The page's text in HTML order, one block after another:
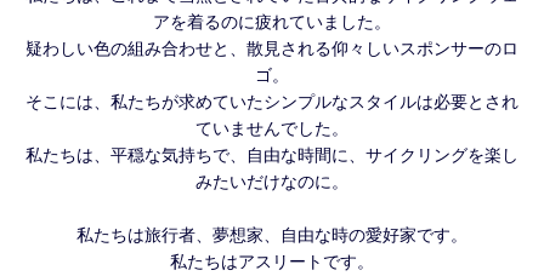
アを着るのに疲れていました。
疑わしい色の組み合わせと、散見される仰々しいスポンサーのロ
ゴ。
そこには、私たちが求めていたシンプルなスタイルは必要とされ
ていませんでした。
私たちは、平穏な気持ちで、自由な時間に、サイクリングを楽し
みたいだけなのに。
私たちは旅行者、夢想家、自由な時の愛好家です。
私たちはアスリートです。